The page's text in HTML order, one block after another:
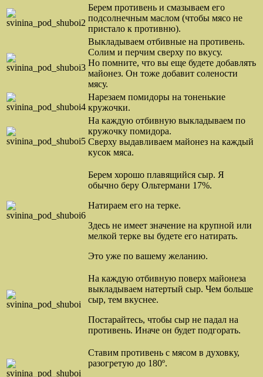
Берем противень и смазываем его
подсолнечным маслом (чтобы мясо не
пристало к противню).
Выкладываем отбивные на противень.
Солим и перчим сверху по вкусу.
Но помните, что вы еще будете добавлять
майонез. Он тоже добавит солености
мясу.
Нарезаем помидоры на тоненькие
кружочки.
На каждую отбивную выкладываем по
кружочку помидора.
Сверху выдавливаем майонез на каждый
кусок мяса.
Берем хорошо плавящийся сыр. Я
обычно беру Ольтермани 17%.
Натираем его на терке.
Здесь не имеет значение на крупной или
мелкой терке вы будете его натирать.
Это уже по вашему желанию.
На каждую отбивную поверх майонеза
выкладываем натертый сыр. Чем больше
сыр, тем вкуснее.
Постарайтесь, чтобы сыр не падал на
противень. Иначе он будет подгорать.
Ставим противень с мясом в духовку,
разогретую до 180º.